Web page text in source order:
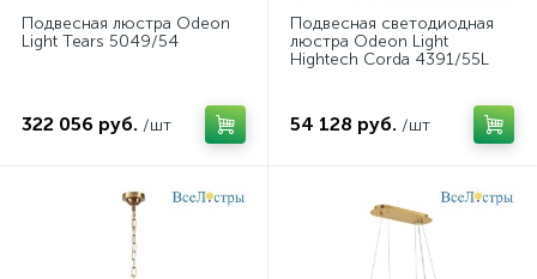
Подвесная люстра Odeon
Light Tears 5049/54
322 056 руб. /шт
Подвесная светодиодная
люстра Odeon Light
Hightech Corda 4391/55L
54 128 руб. /шт